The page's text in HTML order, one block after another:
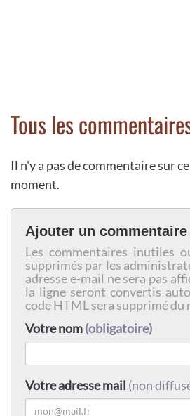
Tous les
Il n'y a pas de commentaire sur
moment.
Ajouter un commentaire
Les commentaires inutiles
supprimés par les
adresse e-mail ne sera pas
la ligne seront convertis
code HTML sera supprimé du
Votre nom(obligatoire)
Votre adresse mail (non